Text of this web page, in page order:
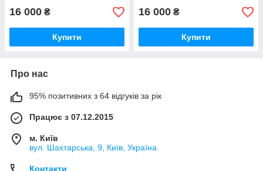
16 000 ₴
Купити
16 000 ₴
Купити
Про нас
95% позитивних з 64 відгуків за рік
Працює з 07.12.2015
м. Київ
вул. Шахтарська, 9, Київ, Україна
Контакти